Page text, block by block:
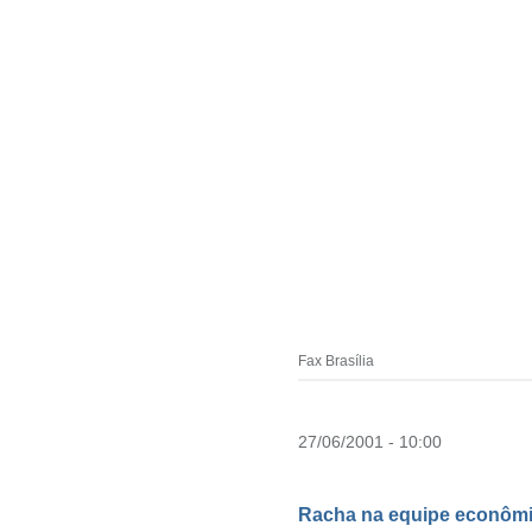
Fax Brasília
27/06/2001 - 10:00
Racha na equipe